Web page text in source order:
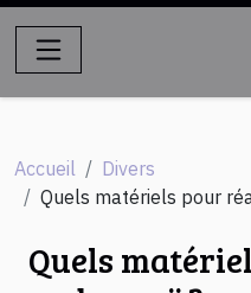
Accueil
Divers
Quels matériels pour
Quels